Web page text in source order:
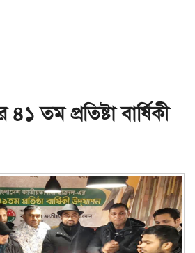
৪১ তম প্রতিষ্টা বার্ষিকী